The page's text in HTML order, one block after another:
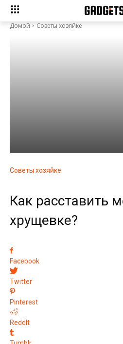
Домой Советы хозяйке
Советы хозяйке
Как расставить
хрущевке?
Facebook
Twitter
Pinterest
ReddIt